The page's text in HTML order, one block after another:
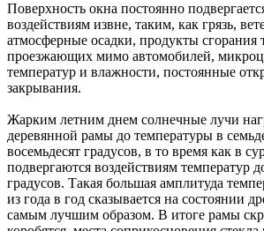
Поверхность окна постоянно
воздействиям извне, таким, как грязь,
атмосферные осадки, продукты сгорания
проезжающих мимо автомобилей,
температур и влажности, постоянные
закрывания.
Жарким летним днем солнечные лучи
деревянной рамы до температуры в
восемьдесят градусов, в то время как в
подвергаются воздействиям температур
градусов. Такая большая амплитуда
из года в год сказывается на состоянии
самым лучшим образом. В итоге рамы